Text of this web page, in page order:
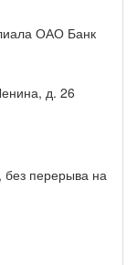
ОАО Банк
д. 26
без перерыва на